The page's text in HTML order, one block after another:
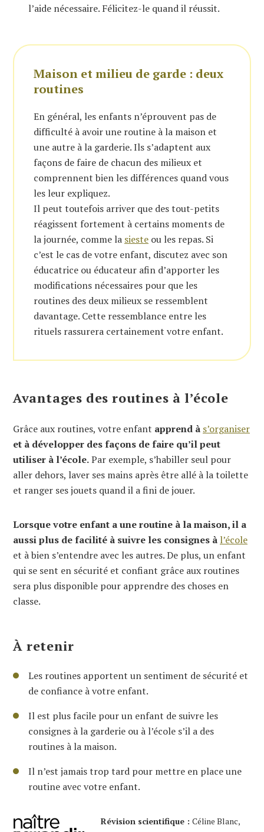
l’aide nécessaire. Félicitez-le quand il réussit.
Maison et milieu de garde : deux
routines
En général, les enfants n’éprouvent pas de
difficulté à avoir une routine à la maison et
une autre à la garderie. Ils s’adaptent aux
façons de faire de chacun des milieux et
comprennent bien les différences quand vous
les leur expliquez.
Il peut toutefois arriver que des tout-petits
réagissent fortement à certains moments de
la journée, comme la sieste ou les repas. Si
c’est le cas de votre enfant, discutez avec son
éducatrice ou éducateur afin d’apporter les
modifications nécessaires pour que les
routines des deux milieux se ressemblent
davantage. Cette ressemblance entre les
rituels rassurera certainement votre enfant.
Avantages des routines à l’école
Grâce aux routines, votre enfant apprend à s’organiser
et à développer des façons de faire qu’il peut
utiliser à l’école.Par exemple, s’habiller seul pour
aller dehors, laver ses mains après être allé à la toilette
et ranger ses jouets quand il a fini de jouer.
Lorsque votre enfant a une routine à la maison, il a
aussi plus de facilité à suivre les consignes à l’école
et à bien s’entendre avec les autres. De plus, un enfant
qui se sent en sécurité et confiant grâce aux routines
sera plus disponible pour apprendre des choses en
classe.
À retenir
Les routines apportent un sentiment de sécurité et
de confiance à votre enfant.
Il est plus facile pour un enfant de suivre les
consignes à la garderie ou à l’école s’il a des
routines à la maison.
Il n’est jamais trop tard pour mettre en place une
routine avec votre enfant.
Révision scientifique : Céline Blanc,